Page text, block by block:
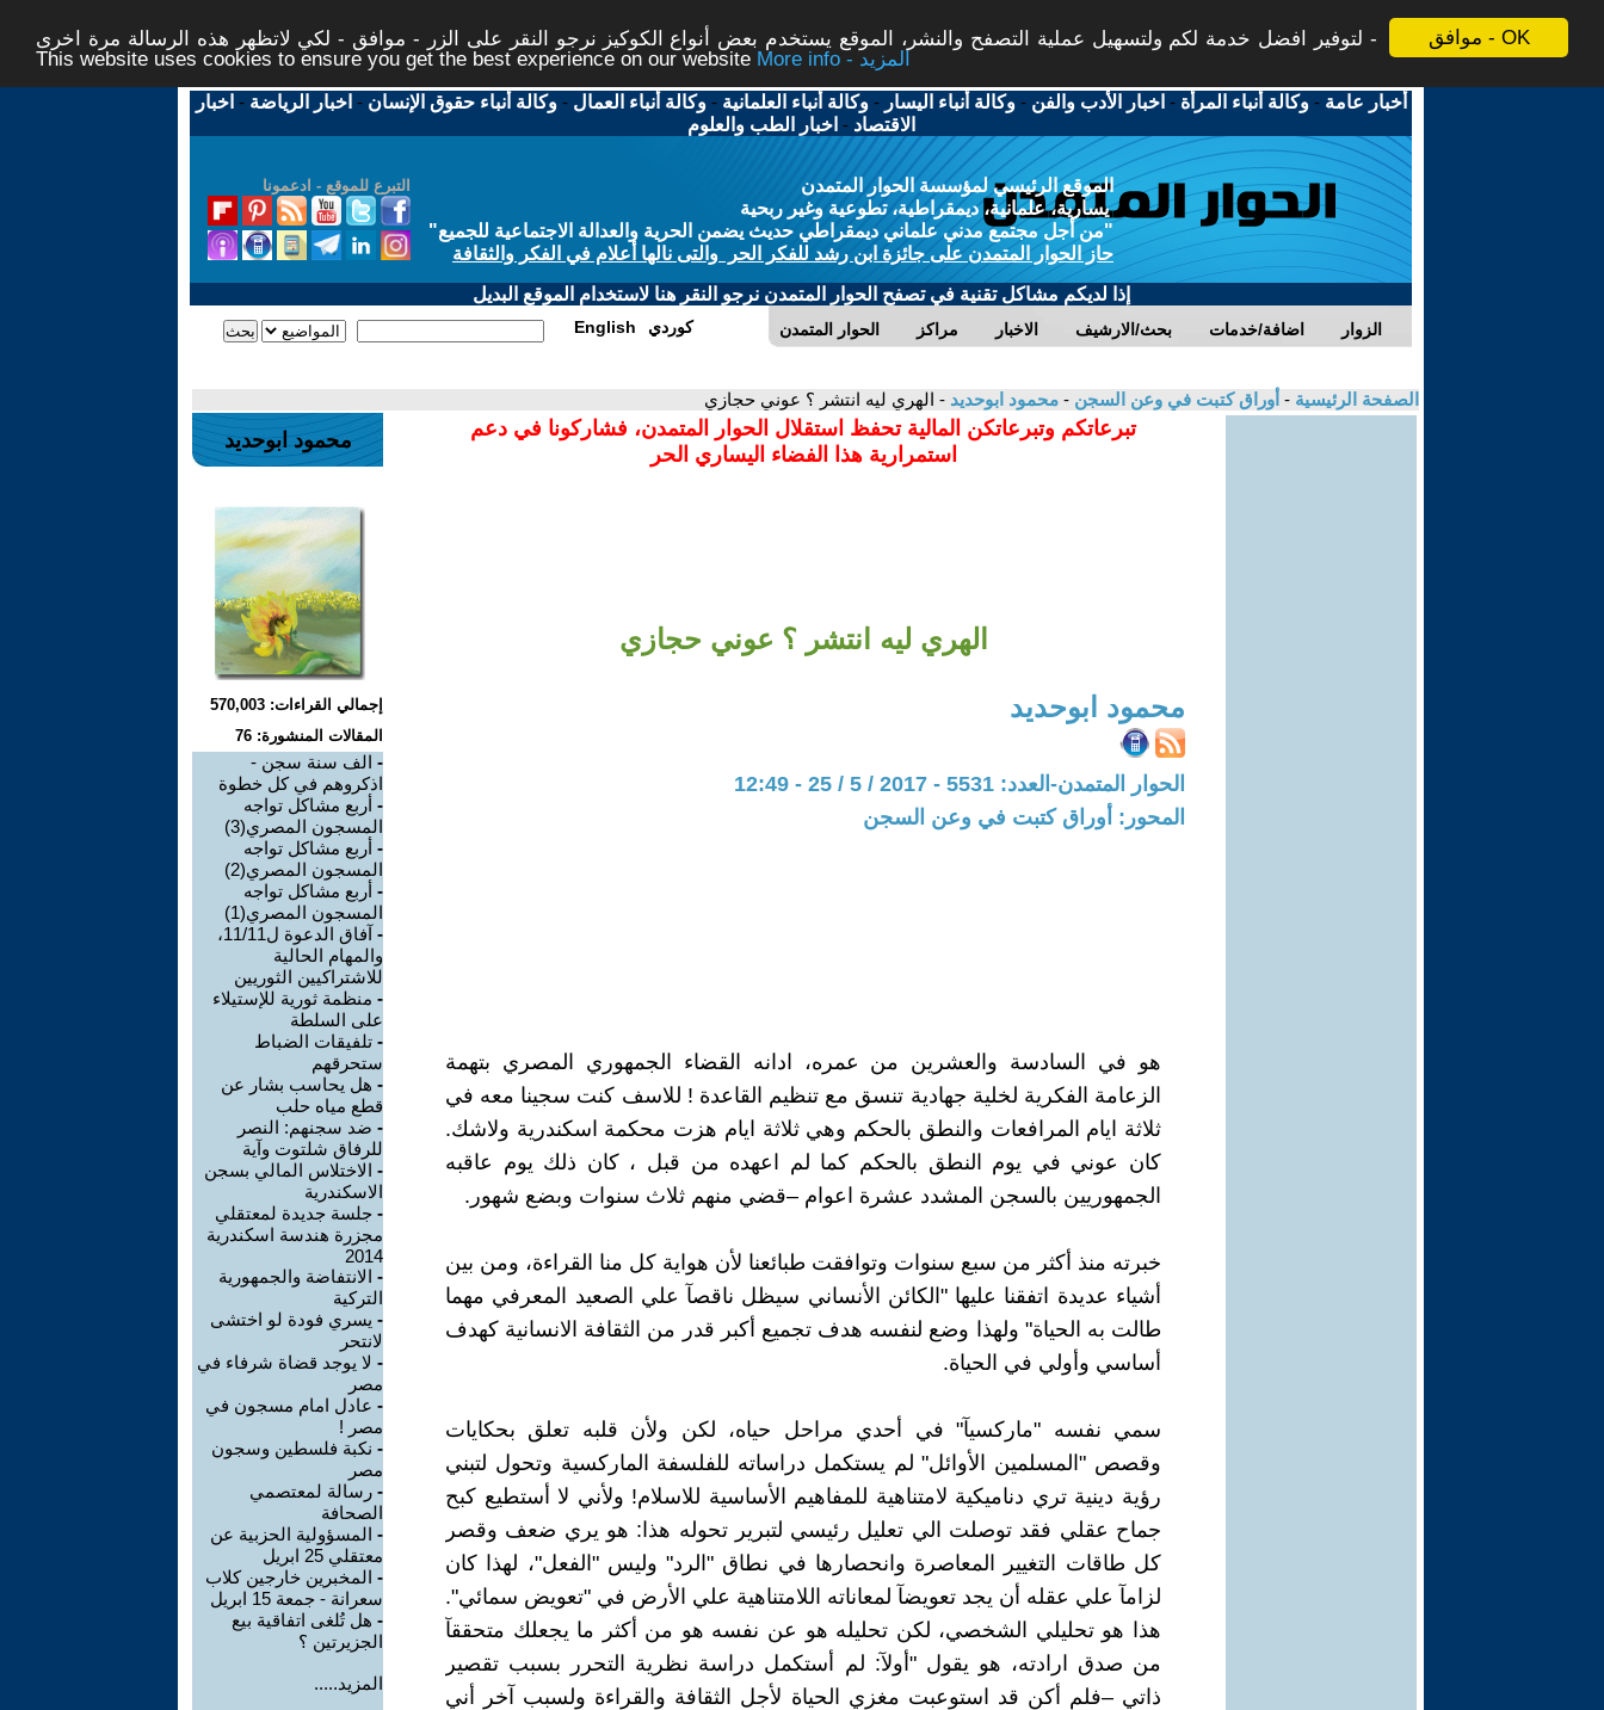
موافق - OK
لتوفير افضل خدمة لكم ولتسهيل عملية التصفح والنشر، الموقع يستخدم بعض أنواع الكوكيز نرجو النقر على الزر - موافق - لكي لاتظهر هذه الرسالة مرة اخرى -
This website uses cookies to ensure you get the best experience on our website
More info - المزيد
أخبار عامة -وكالة أنباء المرأة - اخبار الأدب والفن -وكالة أنباء اليسار -وكالة أنباء العلمانية -وكالة أنباء العمال -وكالة أنباء حقوق الإنسان - اخبار الرياضة - اخبار
الاقتصاد - اخبار الطب والعلوم
التبرع للموقع - ادعمونا
الموقع الرئيسي لمؤسسة الحوار المتمدن
يسارية، علمانية، ديمقراطية، تطوعية وغير ربحية
"من أجل مجتمع مدني علماني ديمقراطي حديث يضمن الحرية والعدالة الاجتماعية للجميع"
حاز الحوار المتمدن على جائزة ابن رشد للفكر الحر والتى نالها أعلام في الفكر والثقافة
إذا لديكم مشاكل تقنية في تصفح الحوار المتمدن نرجو النقر هنا لاستخدام الموقع البديل
الحوار المتمدن مراكز الاخبار بحث/الارشيف اضافة/خدمات الزوار English كوردي
الصفحة الرئيسية - أوراق كتبت في وعن السجن - محمود ابوحديد - الهري ليه انتشر ؟ عوني حجازي
تبرعاتكم وتبرعاتكن المالية تحفظ استقلال الحوار المتمدن، فشاركونا في دعم
استمرارية هذا الفضاء اليساري الحر
الهري ليه انتشر ؟ عوني حجازي
محمود ابوحديد
الحوار المتمدن-العدد: 5531 - 2017 / 5 / 25 - 12:49
المحور: أوراق كتبت في وعن السجن
هو في السادسة والعشرين من عمره، ادانه القضاء الجمهوري المصري بتهمة
الزعامة الفكرية لخلية جهادية تنسق مع تنظيم القاعدة ! للاسف كنت سجينا معه في
ثلاثة ايام المرافعات والنطق بالحكم وهي ثلاثة ايام هزت محكمة اسكندرية ولاشك.
كان عوني في يوم النطق بالحكم كما لم اعهده من قبل ، كان ذلك يوم عاقبه
الجمهوريين بالسجن المشدد عشرة اعوام –قضي منهم ثلاث سنوات وبضع شهور.
خبرته منذ أكثر من سبع سنوات وتوافقت طبائعنا لأن هواية كل منا القراءة، ومن بين
أشياء عديدة اتفقنا عليها "الكائن الأنساني سيظل ناقصآ علي الصعيد المعرفي مهما
طالت به الحياة" ولهذا وضع لنفسه هدف تجميع أكبر قدر من الثقافة الانسانية كهدف
أساسي وأولي في الحياة.
سمي نفسه "ماركسيآ" في أحدي مراحل حياه، لكن ولأن قلبه تعلق بحكايات
وقصص "المسلمين الأوائل" لم يستكمل دراساته للفلسفة الماركسية وتحول لتبني
رؤية دينية تري دناميكية لامتناهية للمفاهيم الأساسية للاسلام! ولأني لا أستطيع كبح
جماح عقلي فقد توصلت الي تعليل رئيسي لتبرير تحوله هذا: هو يري ضعف وقصر
كل طاقات التغيير المعاصرة وانحصارها في نطاق "الرد" وليس "الفعل"، لهذا كان
لزامآ علي عقله أن يجد تعويضآ لمعاناته اللامتناهية علي الأرض في "تعويض سمائي".
هذا هو تحليلي الشخصي، لكن تحليله هو عن نفسه هو من أكثر ما يجعلك متحققآ
من صدق ارادته، هو يقول "أولآ: لم أستكمل دراسة نظرية التحرر بسبب تقصير
ذاتي –فلم أكن قد استوعبت مغزي الحياة لأجل الثقافة والقراءة ولسبب آخر أني
محمود ابوحديد
إجمالي القراءات: 570,003
المقالات المنشورة: 76
- الف سنة سجن -
اذكروهم في كل خطوة
- أربع مشاكل تواجه
المسجون المصري(3)
- أربع مشاكل تواجه
المسجون المصري(2)
- أربع مشاكل تواجه
المسجون المصري(1)
-
آفاق الدعوة ل11/11،
والمهام الحالية
للاشتراكيين الثوريين
- منظمة ثورية للإستيلاء
على السلطة
- تلفيقات الضباط
ستحرقهم
- هل يحاسب بشار عن
قطع مياه حلب
- ضد سجنهم: النصر
للرفاق شلتوت وآية
- الاختلاس المالي بسجن
الاسكندرية
- جلسة جديدة لمعتقلي
مجزرة هندسة اسكندرية
2014
- الانتفاضة والجمهورية
التركية
- يسري فودة لو اختشى
لانتحر
- لا يوجد قضاة شرفاء في
مصر
- عادل امام مسجون في
مصر !
- نكبة فلسطين وسجون
مصر
- رسالة لمعتصمي
الصحافة
- المسؤولية الحزبية عن
معتقلي 25 ابريل
- المخبرين خارجين كلاب
سعرانة - جمعة 15 ابريل
- هل تُلغى اتفاقية بيع
الجزيرتين ؟
المزيد.....